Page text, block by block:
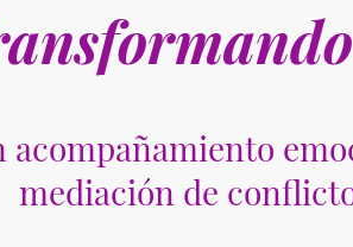
acompañamiento
mediación de